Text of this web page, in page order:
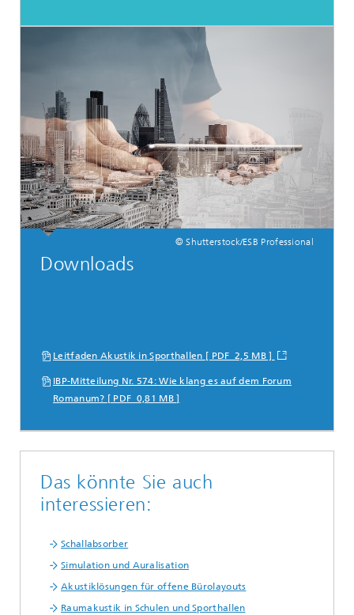
© Shutterstock/ESB Professional
Downloads
Leitfaden Akustik in Sporthallen [ PDF 2,5 MB ]
IBP-Mitteilung Nr. 574: Wie klang es auf dem Forum
Romanum? [ PDF 0,81 MB ]
Das könnte Sie auch
interessieren:
Schallabsorber
Simulation und Auralisation
Akustiklösungen für offene Bürolayouts
Raumakustik in Schulen und Sporthallen